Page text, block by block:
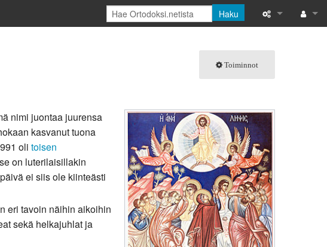
Haku
Toiminnot
nimi juontaa juurensa
kasvanut tuona
oli toisen
on luterilaisillakin
ei siis ole kiinteästi
eri tavoin näihin aikoihin
sekä helkajuhlat ja